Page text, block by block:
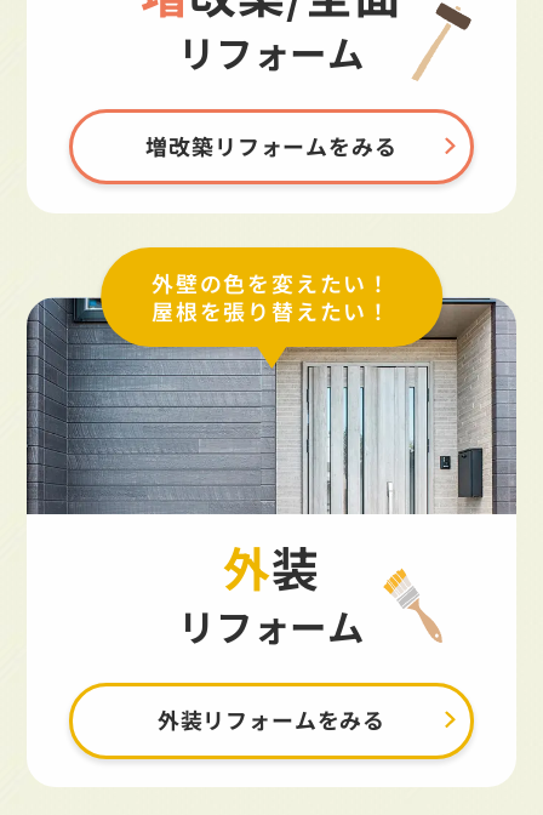
リフォーム
増改築リフォームをみる
外壁の色を変えたい！
屋根を張り替えたい！
外装
リフォーム
外装リフォームをみる